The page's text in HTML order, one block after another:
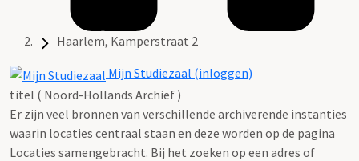
Haarlem, Kamperstraat 2
Mijn Studiezaal (inloggen)
titel ( Noord-Hollands Archief )
Er zijn veel bronnen van verschillende archiverende instanties
waarin locaties centraal staan en deze worden op de pagina
Locaties samengebracht. Bij het zoeken op een adres of